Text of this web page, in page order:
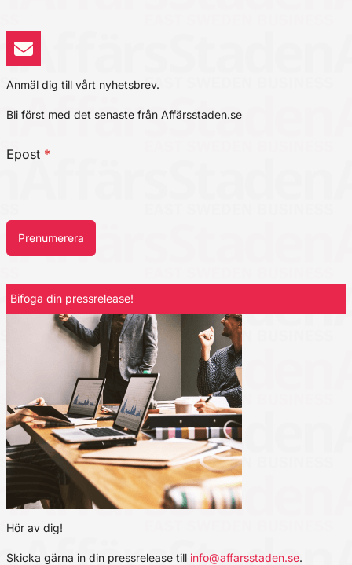
Anmäl dig till vårt nyhetsbrev.
Bli först med det senaste från Affärsstaden.se
Epost *
Prenumerera
Bifoga din pressrelease!
Hör av dig!
Skicka gärna in din pressrelease till info@affarsstaden.se.